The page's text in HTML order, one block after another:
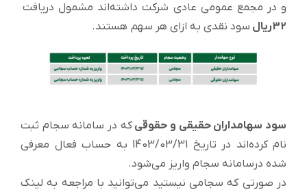
و در مجمع عمومی عادی شرکت داشته‌اند مشمول دریافت
32ریال
سود نقدی به ازای هر سهم هستند.
سود سهامداران حقیقی و حقوقیکه در سامانه سجام ثبت
نام کرده‌اند در تاریخ 1403/03/31 به حساب فعال معرفی
شده درسامانه سجام واریز می‌شود.
در صورتی که سجامی نیستید می‌توانید با مراجعه به لینک